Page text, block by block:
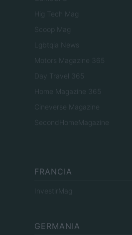
Hig Tech Mag
Scoop Mag
Lgbtqia News
Motors Magazine 365
Day Travel 365
Home Magazine 365
Cineverse Magazine
SecondHomeMagazine
FRANCIA
InvestirMag
GERMANIA